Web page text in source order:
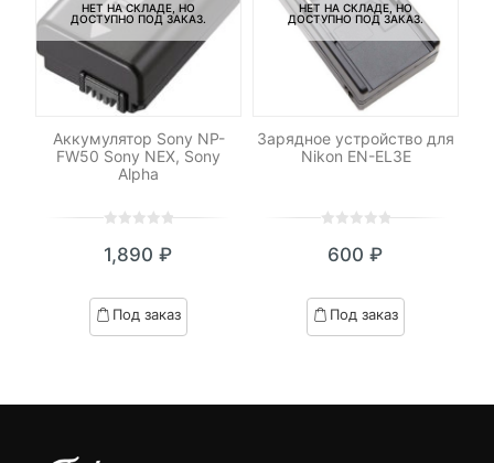
НЕТ НА СКЛАДЕ, НО
ДОСТУПНО ПОД ЗАКАЗ.
Аккумулятор Sony NP-
FW50 Sony NEX, Sony
Alpha
out
based
on
1,890 ₽
Под заказ
НЕТ НА СКЛАДЕ, НО
ДОСТУПНО ПОД ЗАКАЗ.
Зарядное устройство для
Nikon EN-EL3E
out
based
on
600 ₽
Под заказ